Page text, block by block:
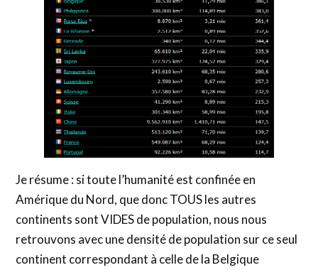
Je résume : si toute l’humanité est confinée en
Amérique du Nord, que donc TOUS les autres
continents sont VIDES de population, nous nous
retrouvons avec une densité de population sur ce seul
continent correspondant à celle de la Belgique